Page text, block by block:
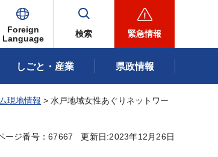
Foreign
Language
検索 緊急情報
しごと・産業 県政情報
現地情報 > 水戸地域女性あぐりネットワー
ージ番号：67667 更新日:2023年12月26日